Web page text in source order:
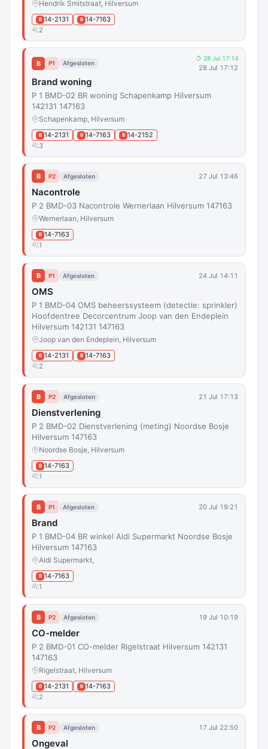
Hendrik Smitstraat, Hilversum
B 14-2131 B 14-7163
2
B P1 Afgesloten
↺ 28 Jul 17:14
28 Jul 17:12
Brand woning
P 1 BMD-02 BR woning Schapenkamp Hilversum
142131 147163
Schapenkamp, Hilversum
B 14-2131 B 14-7163 B 14-2152
3
B P2 Afgesloten 27 Jul 13:46
Nacontrole
P 2 BMD-03 Nacontrole Wernerlaan Hilversum 147163
Wernerlaan, Hilversum
B 14-7163
1
B P1 Afgesloten 24 Jul 14:11
OMS
P 1 BMD-04 OMS beheerssysteem (detectie: sprinkler)
Hoofdentree Decorcentrum Joop van den Endeplein
Hilversum 142131 147163
Joop van den Endeplein, Hilversum
B 14-2131 B 14-7163
2
B P2 Afgesloten 21 Jul 17:13
Dienstverlening
P 2 BMD-02 Dienstverlening (meting) Noordse Bosje
Hilversum 147163
Noordse Bosje, Hilversum
B 14-7163
1
B P1 Afgesloten 20 Jul 19:21
Brand
P 1 BMD-04 BR winkel Aldi Supermarkt Noordse Bosje
Hilversum 147163
Aldi Supermarkt,
B 14-7163
1
B P2 Afgesloten 19 Jul 10:19
CO-melder
P 2 BMD-01 CO-melder Rigelstraat Hilversum 142131
147163
Rigelstraat, Hilversum
B 14-2131 B 14-7163
2
B P2 Afgesloten 17 Jul 22:50
Ongeval